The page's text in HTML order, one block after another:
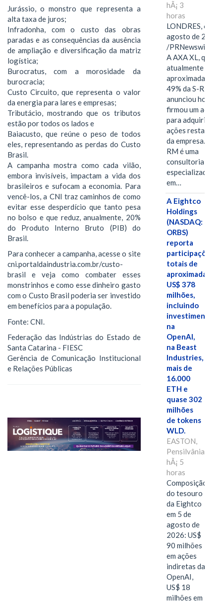
Jurássio, o monstro que representa a
alta taxa de juros;
Infradonha, com o custo das obras
paradas e as consequências da ausência
de ampliação e diversificação da matriz
logística;
Burocratus, com a morosidade da
burocracia;
Custo Circuito, que representa o valor
da energia para lares e empresas;
Tributácio, mostrando que os tributos
estão por todos os lados e
Baiacusto, que reúne o peso de todos
eles, representando as perdas do Custo
Brasil.
A campanha mostra como cada vilão,
embora invisíveis, impactam a vida dos
brasileiros e sufocam a economia. Para
vencê-los, a CNI traz caminhos de como
evitar esse desperdício que tanto pesa
no bolso e que reduz, anualmente, 20%
do Produto Interno Bruto (PIB) do
Brasil.
Para conhecer a campanha, acesse o site
cni.portaldaindustria.com.br/custo-
brasil e veja como combater esses
monstrinhos e como esse dinheiro gasto
com o Custo Brasil poderia ser investido
em benefícios para a população.
Fonte: CNI.
Federação das Indústrias do Estado de
Santa Catarina - FIESC
Gerência de Comunicação Institucional
e Relações Públicas
hÃ¡ 3
horas
LONDRES, 6 de
agosto de 2026
/PRNewswire/ --
A AXA XL, que
atualmente
49% da S-RM,
anunciou hoje
firmou um
para adquirir as
ações restantes
da empresa. A S-
RM é uma
consultoria
especializada
em…
A Eightco
Holdings
(NASDAQ:
ORBS)
reporta
participações
totais de
US$ 378
milhões,
incluindo
investimentos
na
OpenAI,
na Beast
Industries,
mais de
16.000
ETH e
quase 302
milhões
de tokens
WLD.
EASTON,
Pensilvânia,
hÃ¡ 5
horas
Composição
do tesouro
da Eightco
em 5 de
agosto de
2026: US$
90 milhões
em ações
indiretas da
OpenAI,
US$ 18
milhões em